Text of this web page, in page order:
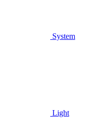
System
Light